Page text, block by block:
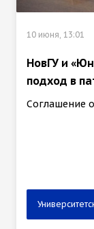
10 июня, 13:01
НовГУ и
подход в
Соглашение